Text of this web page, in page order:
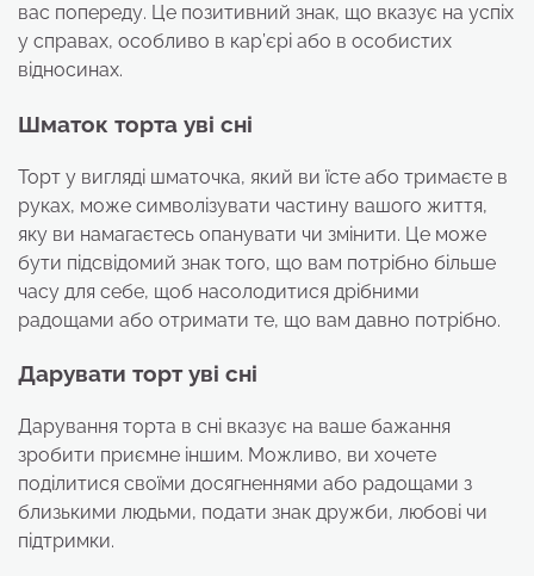
вас попереду. Це позитивний знак, що вказує на успіх
у справах, особливо в кар’єрі або в особистих
відносинах.
Шматок торта уві сні
Торт у вигляді шматочка, який ви їсте або тримаєте в
руках, може символізувати частину вашого життя,
яку ви намагаєтесь опанувати чи змінити. Це може
бути підсвідомий знак того, що вам потрібно більше
часу для себе, щоб насолодитися дрібними
радощами або отримати те, що вам давно потрібно.
Дарувати торт уві сні
Дарування торта в сні вказує на ваше бажання
зробити приємне іншим. Можливо, ви хочете
поділитися своїми досягненнями або радощами з
близькими людьми, подати знак дружби, любові чи
підтримки.